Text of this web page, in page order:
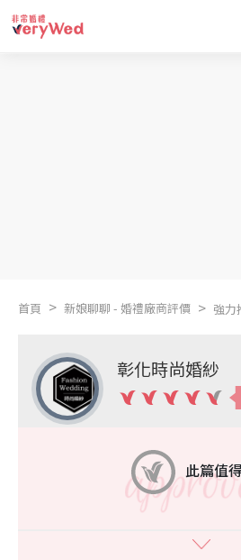
首頁 新娘聊聊 - 婚禮廠商評價 強力
彰化時尚婚紗
此篇值